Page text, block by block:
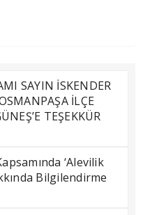
SAYIN İSKENDER
İLÇE
TEŞEKKÜR
‘Alevilik
Bilgilendirme